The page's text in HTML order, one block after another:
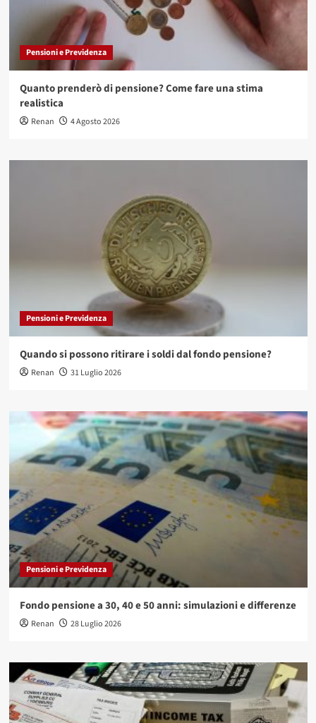
Pensioni e Previdenza
Quanto prenderò di pensione? Come fare una stima
realistica
Renan 4 Agosto 2026
Pensioni e Previdenza
Quando si possono ritirare i soldi dal fondo pensione?
Renan 31 Luglio 2026
Pensioni e Previdenza
Fondo pensione a 30, 40 e 50 anni: simulazioni e differenze
Renan 28 Luglio 2026